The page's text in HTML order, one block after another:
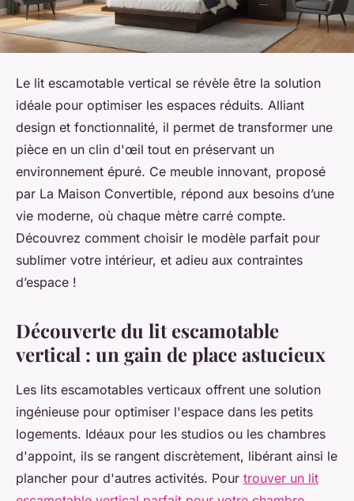
Le lit escamotable vertical se révèle être la solution
idéale pour optimiser les espaces réduits. Alliant
design et fonctionnalité, il permet de transformer une
pièce en un clin d'œil tout en préservant un
environnement épuré. Ce meuble innovant, proposé
par La Maison Convertible, répond aux besoins d’une
vie moderne, où chaque mètre carré compte.
Découvrez comment choisir le modèle parfait pour
sublimer votre intérieur, et adieu aux contraintes
d’espace !
Découverte du lit escamotable
vertical : un gain de place astucieux
Les lits escamotables verticaux offrent une solution
ingénieuse pour optimiser l'espace dans les petits
logements. Idéaux pour les studios ou les chambres
d'appoint, ils se rangent discrètement, libérant ainsi le
plancher pour d'autres activités. Pour trouver un lit